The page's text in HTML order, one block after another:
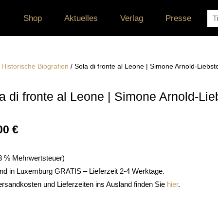
Shop Aktuelles Verlag Presse
Historische Biografien / Sola di fronte al Leone | Simone Arnold-
di fronte al Leone | Simone Arnold-
€
% Mehrwertsteuer)
in Luxemburg GRATIS – Lieferzeit 2-4 Werktage.
und Lieferzeiten ins Ausland finden Sie hier.